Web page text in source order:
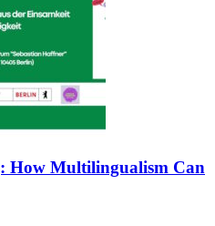
How Multilingualism Can